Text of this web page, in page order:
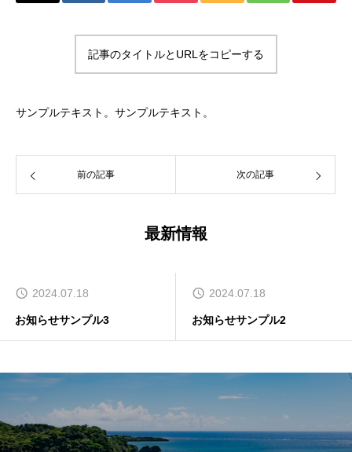
記事のタイトルとURLをコピーする
サンプルテキスト。サンプルテキスト。
前の記事 次の記事
最新情報
2024.07.18
お知らせサンプル3
2024.07.18
お知らせサンプル2